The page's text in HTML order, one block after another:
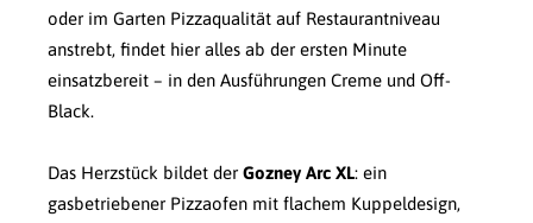
oder im Garten Pizzaqualität auf Restaurantniveau
anstrebt, findet hier alles ab der ersten Minute
einsatzbereit – in den Ausführungen Creme und Off-
Black.
Das Herzstück bildet der Gozney Arc XL: ein
gasbetriebener Pizzaofen mit flachem Kuppeldesign,